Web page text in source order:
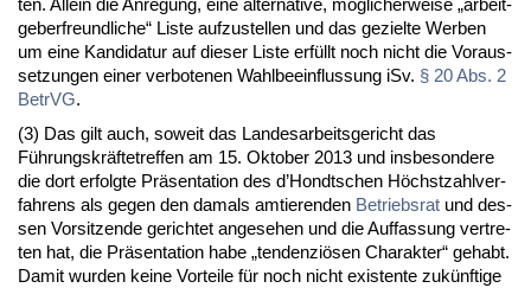
ten. Al­lein die An­re­gung, ei­ne al­ter­na­ti­ve, mögli­cher­wei­se „ar­beit­
ge­ber­freund­li­che“ Lis­te auf­zu­stel­len und das ge­ziel­te Wer­ben
um ei­ne Kan­di­da­tur auf die­ser Lis­te erfüllt noch nicht die Vor­aus­
set­zun­gen ei­ner ver­bo­te­nen Wahl­be­ein­flus­sung iSv. § 20 Abs. 2
Be­trVG.
(3) Das gilt auch, so­weit das Lan­des­ar­beits­ge­richt das
Führungs­kräfte­tref­fen am 15. Ok­to­ber 2013 und ins­be­son­de­re
die dort er­folg­te Präsen­ta­ti­on des d’Hondt­schen Höchst­zahl­ver­
fah­rens als ge­gen den da­mals am­tie­ren­den Be­triebs­rat und des­
sen Vor­sit­zen­de ge­rich­tet an­ge­se­hen und die Auf­fas­sung ver­tre­
ten hat, die Präsen­ta­ti­on ha­be „ten­den­ziösen Cha­rak­ter“ ge­habt.
Da­mit wur­den kei­ne Vor­tei­le für noch nicht exis­ten­te zukünf­ti­ge